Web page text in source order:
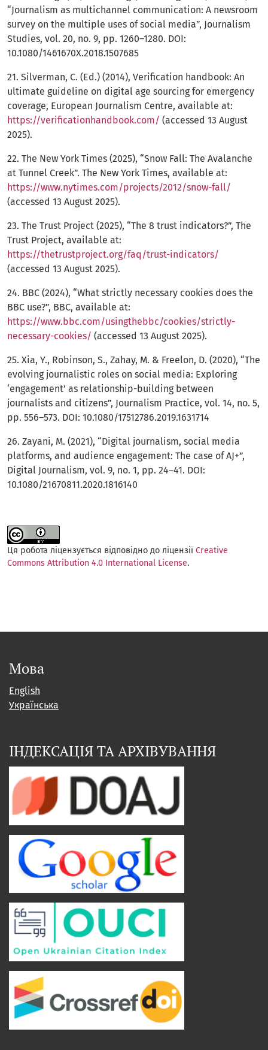
“Journalism as multichannel communication: A newsroom
survey on the multiple uses of social media”, Journalism
Studies, vol. 20, no. 9, pp. 1260–1280. DOI:
10.1080/1461670X.2018.1507685
21. Silverman, C. (Ed.) (2014), Verification handbook: An
ultimate guideline on digital age sourcing for emergency
coverage, European Journalism Centre, available at:
https://verificationhandbook.com/ (accessed 13 August
2025).
22. The New York Times (2025), “Snow Fall: The Avalanche
at Tunnel Creek”. The New York Times, available at:
https://www.nytimes.com/projects/2012/snow-fall/
(accessed 13 August 2025).
23. The Trust Project (2025), “The 8 trust indicators?”, The
Trust Project, available at:
https://thetrustproject.org/faq/trust-indicators/
(accessed 13 August 2025).
24. BBC (2024), “What strictly necessary cookies does the
BBC use?”, BBC, available at:
https://www.bbc.com/usingthebbc/cookies/strictly-
necessary-cookies/ (accessed 13 August 2025).
25. Xia, Y., Robinson, S., Zahay, M. & Freelon, D. (2020), “The
evolving journalistic roles on social media: Exploring
‘engagement’ as relationship-building between
journalists and citizens”, Journalism Practice, vol. 14, no. 5,
pp. 556–573. DOI: 10.1080/17512786.2019.1631714
26. Zayani, M. (2021), “Digital journalism, social media
platforms, and audience engagement: The case of AJ+”,
Digital Journalism, vol. 9, no. 1, pp. 24–41. DOI:
10.1080/21670811.2020.1816140
Ця робота ліцензується відповідно до ліцензіїCreative
Commons Attribution 4.0 International License.
Мова
English
Українська
ІНДЕКСАЦІЯ ТА АРХІВУВАННЯ